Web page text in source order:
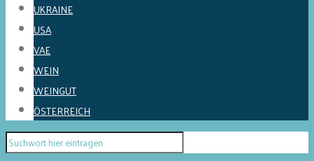
UKRAINE
USA
VAE
WEIN
WEINGUT
ÖSTERREICH